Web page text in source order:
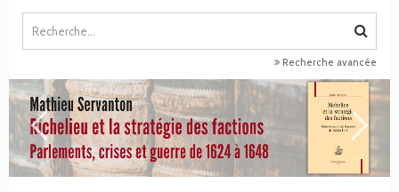
Recherche avancée